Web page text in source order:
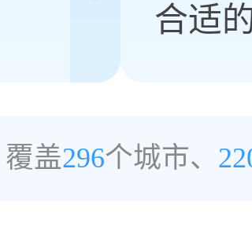
合适
盖296个城市、